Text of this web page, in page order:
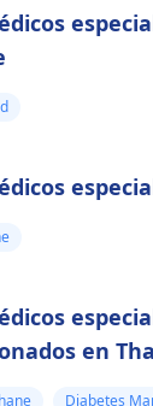
en
Diabetes